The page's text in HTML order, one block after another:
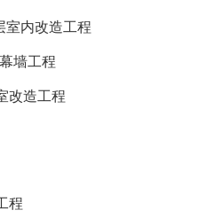
室内改造工程
墙工程
改造工程
程